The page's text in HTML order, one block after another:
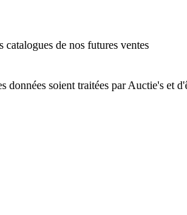
de nos futures ventes
données soient traitées par Auctie's et